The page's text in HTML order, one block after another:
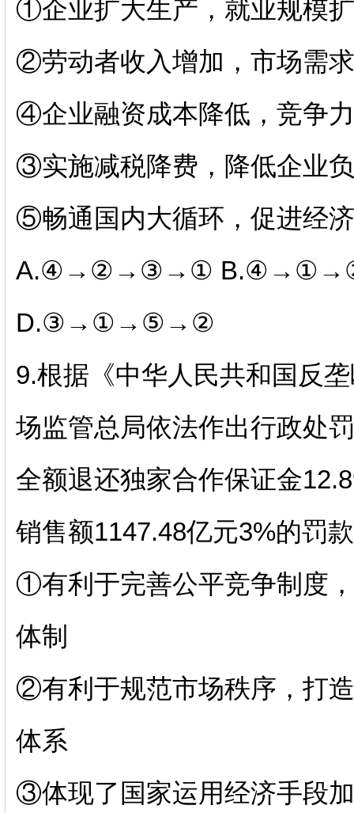
①企业扩大生产，就业规模
②劳动者收入增加，市场需
④企业融资成本降低，竞争
③实施减税降费，降低企业
⑤畅通国内大循环，促进经
A.④→②→③→① B.
D.③→①→⑤→②
9.根据《中华人民共和国反
场监管总局依法作出行政处
全额退还独家合作保证金
销售额1147.48亿元3%的罚
①有利于完善公平竞争制度
体制
②有利于规范市场秩序，打
体系
③体现了国家运用经济手段